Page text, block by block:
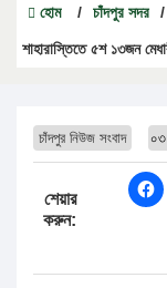
হোম / চাঁদপুর সদর /
শাহারাস্তিতে ৫শ ১৩জন
চাঁদপুর নিউজ সংবাদ
শেয়ার
করুন: